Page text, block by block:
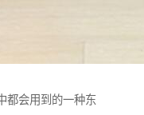
都会用到的一种东